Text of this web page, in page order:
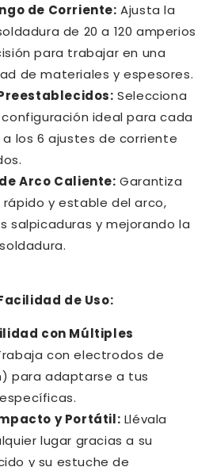
de Corriente: Ajusta la
de 20 a 120 amperios
para trabajar en una
de materiales y espesores.
Selecciona
ideal para cada
los 6 ajustes de corriente
Arco Caliente: Garantiza
y estable del arco,
salpicaduras y mejorando la
de Uso:
con Múltiples
con electrodos de
para adaptarse a tus
y Portátil: Llévala
lugar gracias a su
y su estuche de